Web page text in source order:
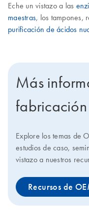
Eche un vistazo a las
maestras, los tampones,
purificación de ácidos
Más
Explore los temas de
estudios de caso,
vistazo a nuestros
Recursos de